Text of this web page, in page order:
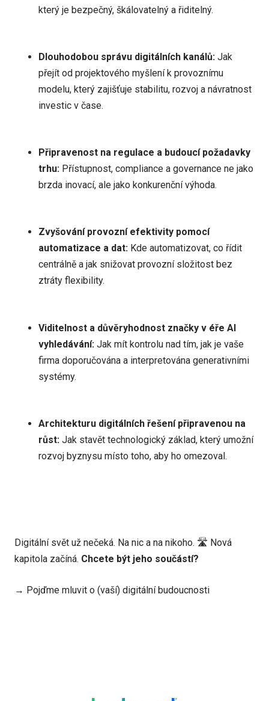
který je bezpečný, škálovatelný a řiditelný.
Dlouhodobou správu digitálních kanálů: Jak
přejít od projektového myšlení k provoznímu
modelu, který zajišťuje stabilitu, rozvoj a návratnost
investic v čase.
Připravenost na regulace a budoucí požadavky
trhu: Přístupnost, compliance a governance ne jako
brzda inovací, ale jako konkurenční výhoda.
Zvyšování provozní efektivity pomocí
automatizace a dat: Kde automatizovat, co řídit
centrálně a jak snižovat provozní složitost bez
ztráty flexibility.
Viditelnost a důvěryhodnost značky v éře AI
vyhledávání: Jak mít kontrolu nad tím, jak je vaše
firma doporučována a interpretována generativními
systémy.
Architekturu digitálních řešení připravenou na
růst: Jak stavět technologický základ, který umožní
rozvoj byznysu místo toho, aby ho omezoval.
Digitální svět už nečeká. Na nic a na nikoho. 🛣️ Nová
kapitola začíná. Chcete být jeho součástí?
→ Pojďme mluvit o (vaší) digitální budoucnosti